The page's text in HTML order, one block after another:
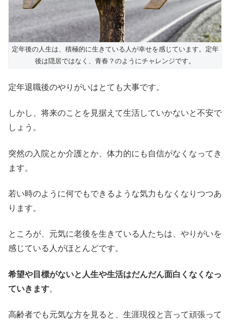
定年後の人生は、積極的に生きている人が幸せを感じています。定年
後は隠居ではなく、青春？のようにチャレンジです。
定年退職後のやりがいはとても大事です。
しかし、将来のことを見据えて生活していかないと不安で
しょう。
突然の入院とか介護とか、体力的にも自信がなくなってき
ます。
若い時のように何でもできるような気力もなくなりつつあ
ります。
ところが、元気に老後を生きている人たちは、やりがいを
感じている人がほとんどです。
希望や目標がないと人生や生活はだんだん面白くなくなっ
ていきます。
高齢者でも元気な方を見ると、生涯現役と言って頑張って